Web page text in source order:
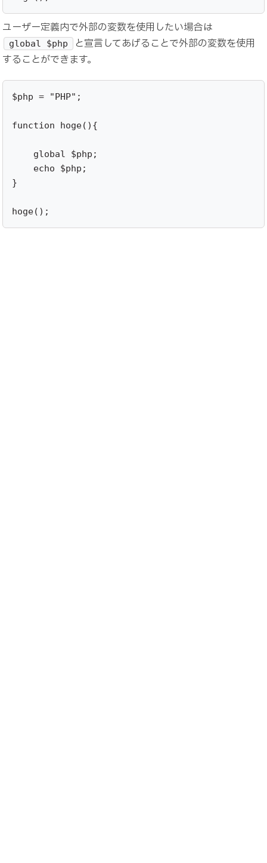
ユーザー定義内で外部の変数を使用したい場合は
global $php
と宣言してあげることで外部の変数を使用
することができます。
$php = "PHP";
function hoge(){
    global $php;
    echo $php;
}
hoge();